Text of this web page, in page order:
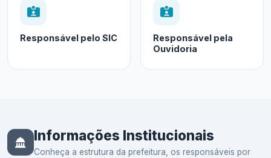
Responsável pelo SIC
Responsável pela
Ouvidoria
Informações Institucionais
Conheça a estrutura da prefeitura, os responsáveis por